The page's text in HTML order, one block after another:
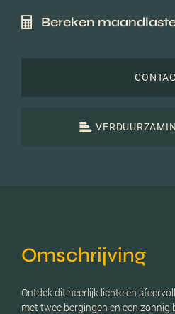
Bereken
Omschrijving
Ontdek dit heerlijk lichte en
met twee bergingen en een zonnig